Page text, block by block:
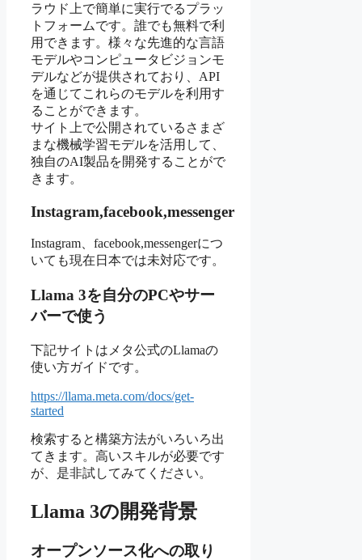
ラウド上で簡単に実行でるプラッ
トフォームです。誰でも無料で利
用できます。様々な先進的な言語
モデルやコンピュータビジョンモ
デルなどが提供されており、API
を通じてこれらのモデルを利用す
ることができます。
サイト上で公開されているさまざ
まな機械学習モデルを活用して、
独自のAI製品を開発することがで
きます。
Instagram,facebook,messenger
Instagram、facebook,messengerにつ
いても現在日本では未対応です。
Llama 3を自分のPCやサー
バーで使う
下記サイトはメタ公式のLlamaの
使い方ガイドです。
https://llama.meta.com/docs/get-
started
検索すると構築方法がいろいろ出
てきます。高いスキルが必要です
が、是非試してみてください。
Llama 3の開発背景
オープンソース化への取り